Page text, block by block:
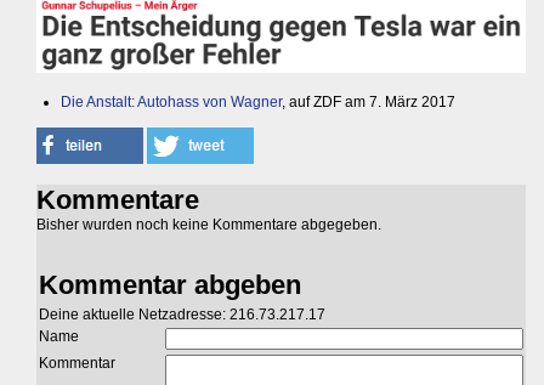
Die Anstalt: Autohass von Wagner, auf ZDF am 7. März 2017
Kommentare
Bisher wurden noch keine Kommentare abgegeben.
Kommentar abgeben
Deine aktuelle Netzadresse: 216.73.217.17
Name
Kommentar